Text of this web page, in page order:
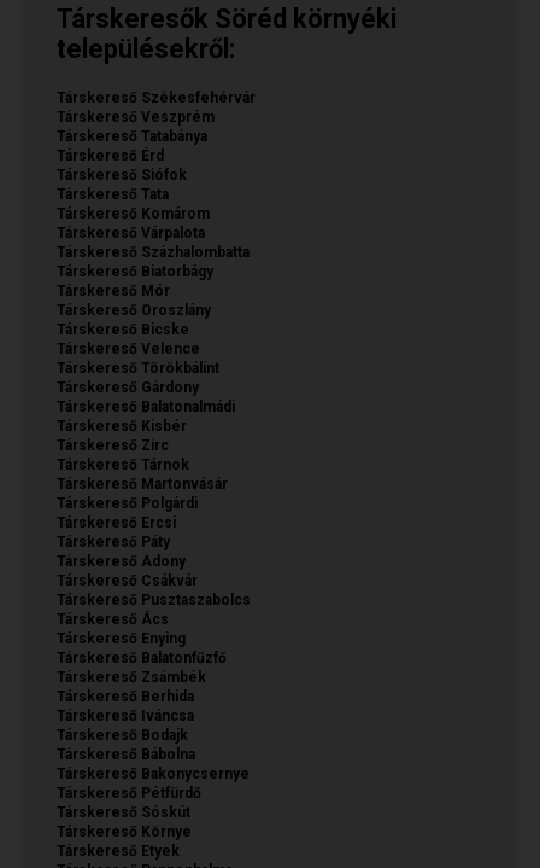
Társkeresők Söréd környéki
településekről:
Társkereső Székesfehérvár
Társkereső Veszprém
Társkereső Tatabánya
Társkereső Érd
Társkereső Siófok
Társkereső Tata
Társkereső Komárom
Társkereső Várpalota
Társkereső Százhalombatta
Társkereső Biatorbágy
Társkereső Mór
Társkereső Oroszlány
Társkereső Bicske
Társkereső Velence
Társkereső Törökbálint
Társkereső Gárdony
Társkereső Balatonalmádi
Társkereső Kisbér
Társkereső Zirc
Társkereső Tárnok
Társkereső Martonvásár
Társkereső Polgárdi
Társkereső Ercsi
Társkereső Páty
Társkereső Adony
Társkereső Csákvár
Társkereső Pusztaszabolcs
Társkereső Ács
Társkereső Enying
Társkereső Balatonfűzfő
Társkereső Zsámbék
Társkereső Berhida
Társkereső Iváncsa
Társkereső Bodajk
Társkereső Bábolna
Társkereső Bakonycsernye
Társkereső Pétfürdő
Társkereső Sóskút
Társkereső Környe
Társkereső Etyek